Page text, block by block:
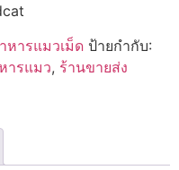
หารแมวเม็ด ป้ายกำกับ:
ารแมว, ร้านขายส่ง